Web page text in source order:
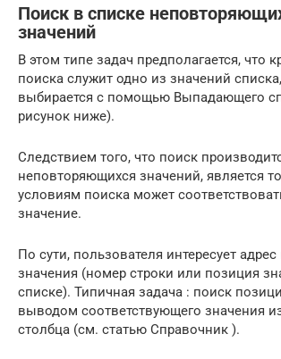
Поиск в списке
значений
В этом типе задач предполагается, что
поиска служит одно из значений
выбирается с помощью Выпадающего
рисунок ниже).
Следствием того, что поиск
неповторяющихся значений, является
условиям поиска может
значение.
По сути, пользователя интересует
значения (номер строки или позиция
списке). Типичная задача : поиск
выводом соответствующего значения
столбца (см. статью Справочник ).